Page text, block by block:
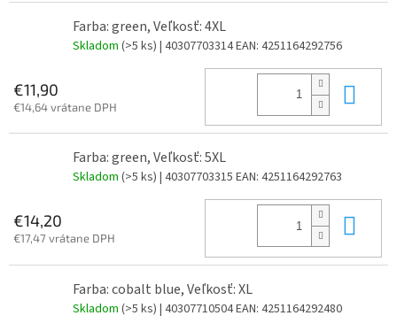
Farba: green, Veľkosť: 4XL
Skladom (>5 ks) | 40307703314EAN: 4251164292756
€11,90
€14,64 vrátane DPH
Farba: green, Veľkosť: 5XL
Skladom (>5 ks) | 40307703315 EAN: 4251164292763
€14,20
€17,47 vrátane DPH
Farba: cobalt blue, Veľkosť: XL
Skladom (>5 ks) | 40307710504EAN: 4251164292480